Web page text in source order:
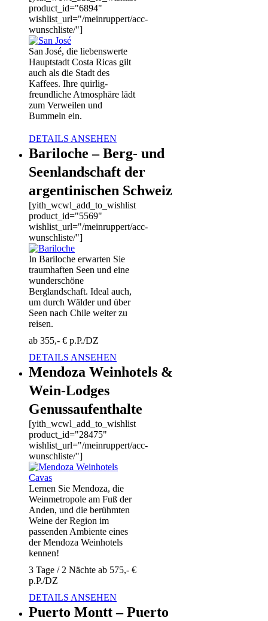
product_id="6894"
wishlist_url="/meinruppert/acc-
wunschliste/"]
San José, die liebenswerte
Hauptstadt Costa Ricas gilt
auch als die Stadt des
Kaffees. Ihre quirlig-
freundliche Atmosphäre lädt
zum Verweilen und
Bummeln ein.
DETAILS ANSEHEN
Bariloche – Berg- und
Seenlandschaft der
argentinischen Schweiz
[yith_wcwl_add_to_wishlist
product_id="5569"
wishlist_url="/meinruppert/acc-
wunschliste/"]
In Bariloche erwarten Sie
traumhaften Seen und eine
wunderschöne
Berglandschaft. Ideal auch,
um durch Wälder und über
Seen nach Chile weiter zu
reisen.
ab 355,- € p.P./DZ
DETAILS ANSEHEN
Mendoza Weinhotels &
Wein-Lodges
Genussaufenthalte
[yith_wcwl_add_to_wishlist
product_id="28475"
wishlist_url="/meinruppert/acc-
wunschliste/"]
Lernen Sie Mendoza, die
Weinmetropole am Fuß der
Anden, und die berühmten
Weine der Region im
passenden Ambiente eines
der Mendoza Weinhotels
kennen!
3 Tage / 2 Nächte ab 575,- €
p.P./DZ
DETAILS ANSEHEN
Puerto Montt – Puerto